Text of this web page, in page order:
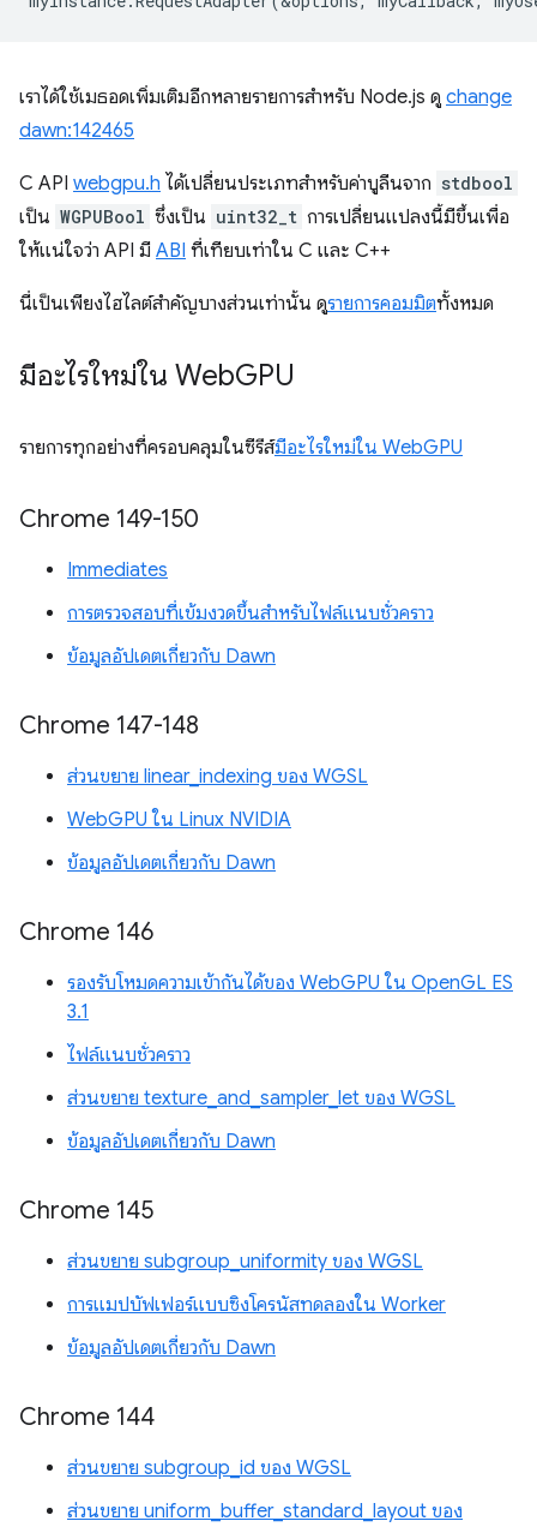
เราได้ใช้เมธอดเพิ่มเติมอีกหลายรายการสำหรับ Node.js ดู change
dawn:142465
C API webgpu.h ได้เปลี่ยนประเภทสำหรับค่าบูลีนจาก stdbool
เป็น WGPUBool ซึ่งเป็น uint32_t การเปลี่ยนแปลงนี้มีขึ้นเพื่อ
ให้แน่ใจว่า API มี ABI ที่เทียบเท่าใน C และ C++
นี่เป็นเพียงไฮไลต์สำคัญบางส่วนเท่านั้น ดูรายการคอมมิตทั้งหมด
มีอะไรใหม่ใน WebGPU
รายการทุกอย่างที่ครอบคลุมในซีรีส์มีอะไรใหม่ใน WebGPU
Chrome 149-150
Immediates
การตรวจสอบที่เข้มงวดขึ้นสำหรับไฟล์แนบชั่วคราว
ข้อมูลอัปเดตเกี่ยวกับ Dawn
Chrome 147-148
ส่วนขยาย linear_indexing ของ WGSL
WebGPU ใน Linux NVIDIA
ข้อมูลอัปเดตเกี่ยวกับ Dawn
Chrome 146
รองรับโหมดความเข้ากันได้ของ WebGPU ใน OpenGL ES
3.1
ไฟล์แนบชั่วคราว
ส่วนขยาย texture_and_sampler_let ของ WGSL
ข้อมูลอัปเดตเกี่ยวกับ Dawn
Chrome 145
ส่วนขยาย subgroup_uniformity ของ WGSL
การแมปบัฟเฟอร์แบบซิงโครนัสทดลองใน Worker
ข้อมูลอัปเดตเกี่ยวกับ Dawn
Chrome 144
ส่วนขยาย subgroup_id ของ WGSL
ส่วนขยาย uniform_buffer_standard_layout ของ